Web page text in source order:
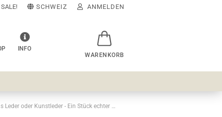
SALE! SCHWEIZ ANMELDEN
INFO
Sternschnuppe / Meteorit Anhänger mit 1m Halskette aus Leder oder Kunstleder - Ein Stück echter Meteorit aus Campo del Cielo